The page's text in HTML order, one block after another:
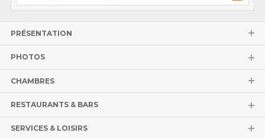
PRÉSENTATION
PHOTOS
CHAMBRES
RESTAURANTS & BARS
SERVICES & LOISIRS